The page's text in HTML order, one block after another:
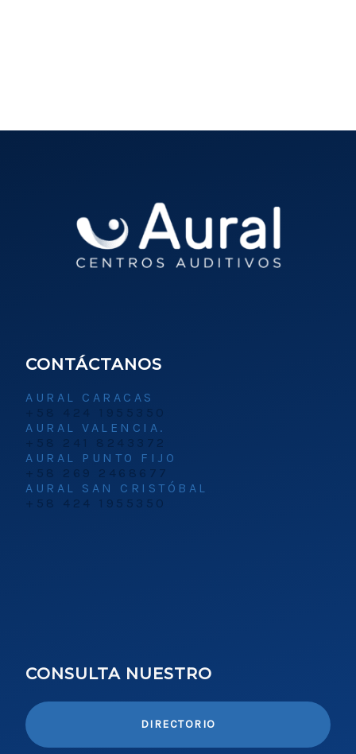
CONTÁCTANOS
AURAL CARACAS
+58 424 1955350
AURAL VALENCIA.
+58 241 8243372
AURAL PUNTO FIJO
+58 269 2468677
AURAL SAN CRISTÓBAL
+58 424 1955350
CONSULTA NUESTRO
DIRECTORIO